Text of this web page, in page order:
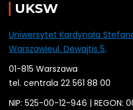
UKSW
Uniwersytet Kardynała
Warszawieul. Dewajtis 5,
01-815 Warszawa
tel. centrala 22 561 88 00
NIP: 525-00-12-946 | REGON: